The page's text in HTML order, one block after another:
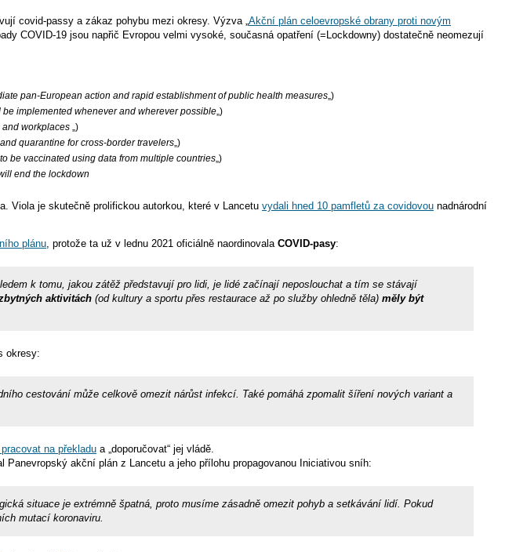
covid-passy a zákaz pohybu mezi okresy. Výzva „Akční plán celoevropské obrany proti novým
COVID-19 jsou napřič Evropou velmi vysoké, současná opatření (=Lockdowny) dostatečně neomezují
pan-European action and rapid establishment of public health measures„)
implemented whenever and wherever possible„)
and workplaces„)
quarantine for cross-border travelers„)
be vaccinated using data from multiple countries„)
end the lockdown
Viola je skutečně prolifickou autorkou, které v Lancetuvydali hned 10 pamfletů za covidovou nadnárodní
plánu, protože ta už v lednu 2021 oficiálně naordinovalaCOVID-pasy:
k tomu, jakou zátěž představují pro lidi, je lidé začínají neposlouchat a tím se stávají
aktivitách(od kultury a sportu přes restaurace až po služby ohledně těla)měly být
okresy:
cestování může celkově omezit nárůst infekcí. Také pomáhá zpomalit šíření nových variant a
na překladu a „doporučovat“ jej vládě.
Panevropský akční plán z Lancetu a jeho přílohu propagovanou Iniciativou sníh:
situace je extrémně špatná, proto musíme zásadně omezit pohyb a setkávání lidí. Pokud
mutací koronaviru.